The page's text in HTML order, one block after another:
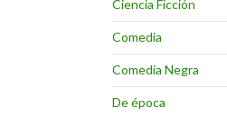
Ciencia Ficción
Comedia
Comedia Negra
De época